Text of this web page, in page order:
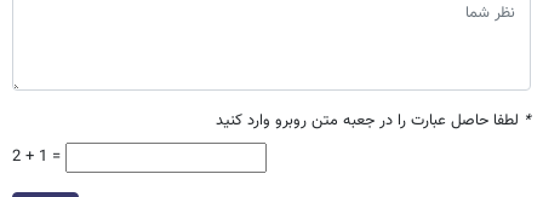
* لطفا حاصل عبارت را در جعبه متن روبرو وارد کنید
2 + 1 =